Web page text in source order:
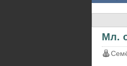
Мл.